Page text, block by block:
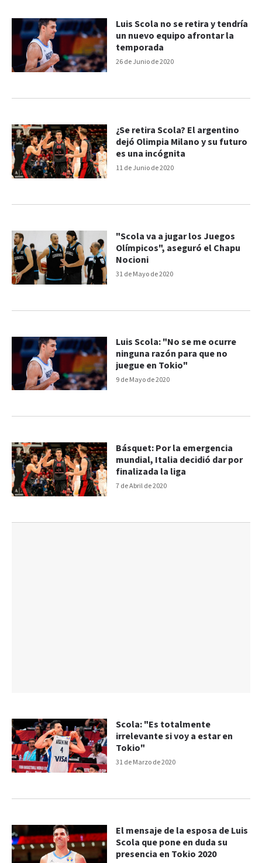
26 de Junio de 2020
Luis Scola no se retira y tendría
un nuevo equipo afrontar la
temporada
11 de Junio de 2020
¿Se retira Scola? El argentino
dejó Olimpia Milano y su futuro
es una incógnita
31 de Mayo de 2020
"Scola va a jugar los Juegos
Olímpicos", aseguró el Chapu
Nocioni
9 de Mayo de 2020
Luis Scola: "No se me ocurre
ninguna razón para que no
juegue en Tokio"
7 de Abril de 2020
Básquet: Por la emergencia
mundial, Italia decidió dar por
finalizada la liga
31 de Marzo de 2020
Scola: "Es totalmente
irrelevante si voy a estar en
Tokio"
El mensaje de la esposa de Luis
Scola que pone en duda su
presencia en Tokio 2020